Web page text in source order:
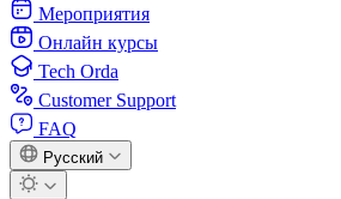
Мероприятия
Онлайн курсы
Tech Orda
Customer Support
FAQ
Русский